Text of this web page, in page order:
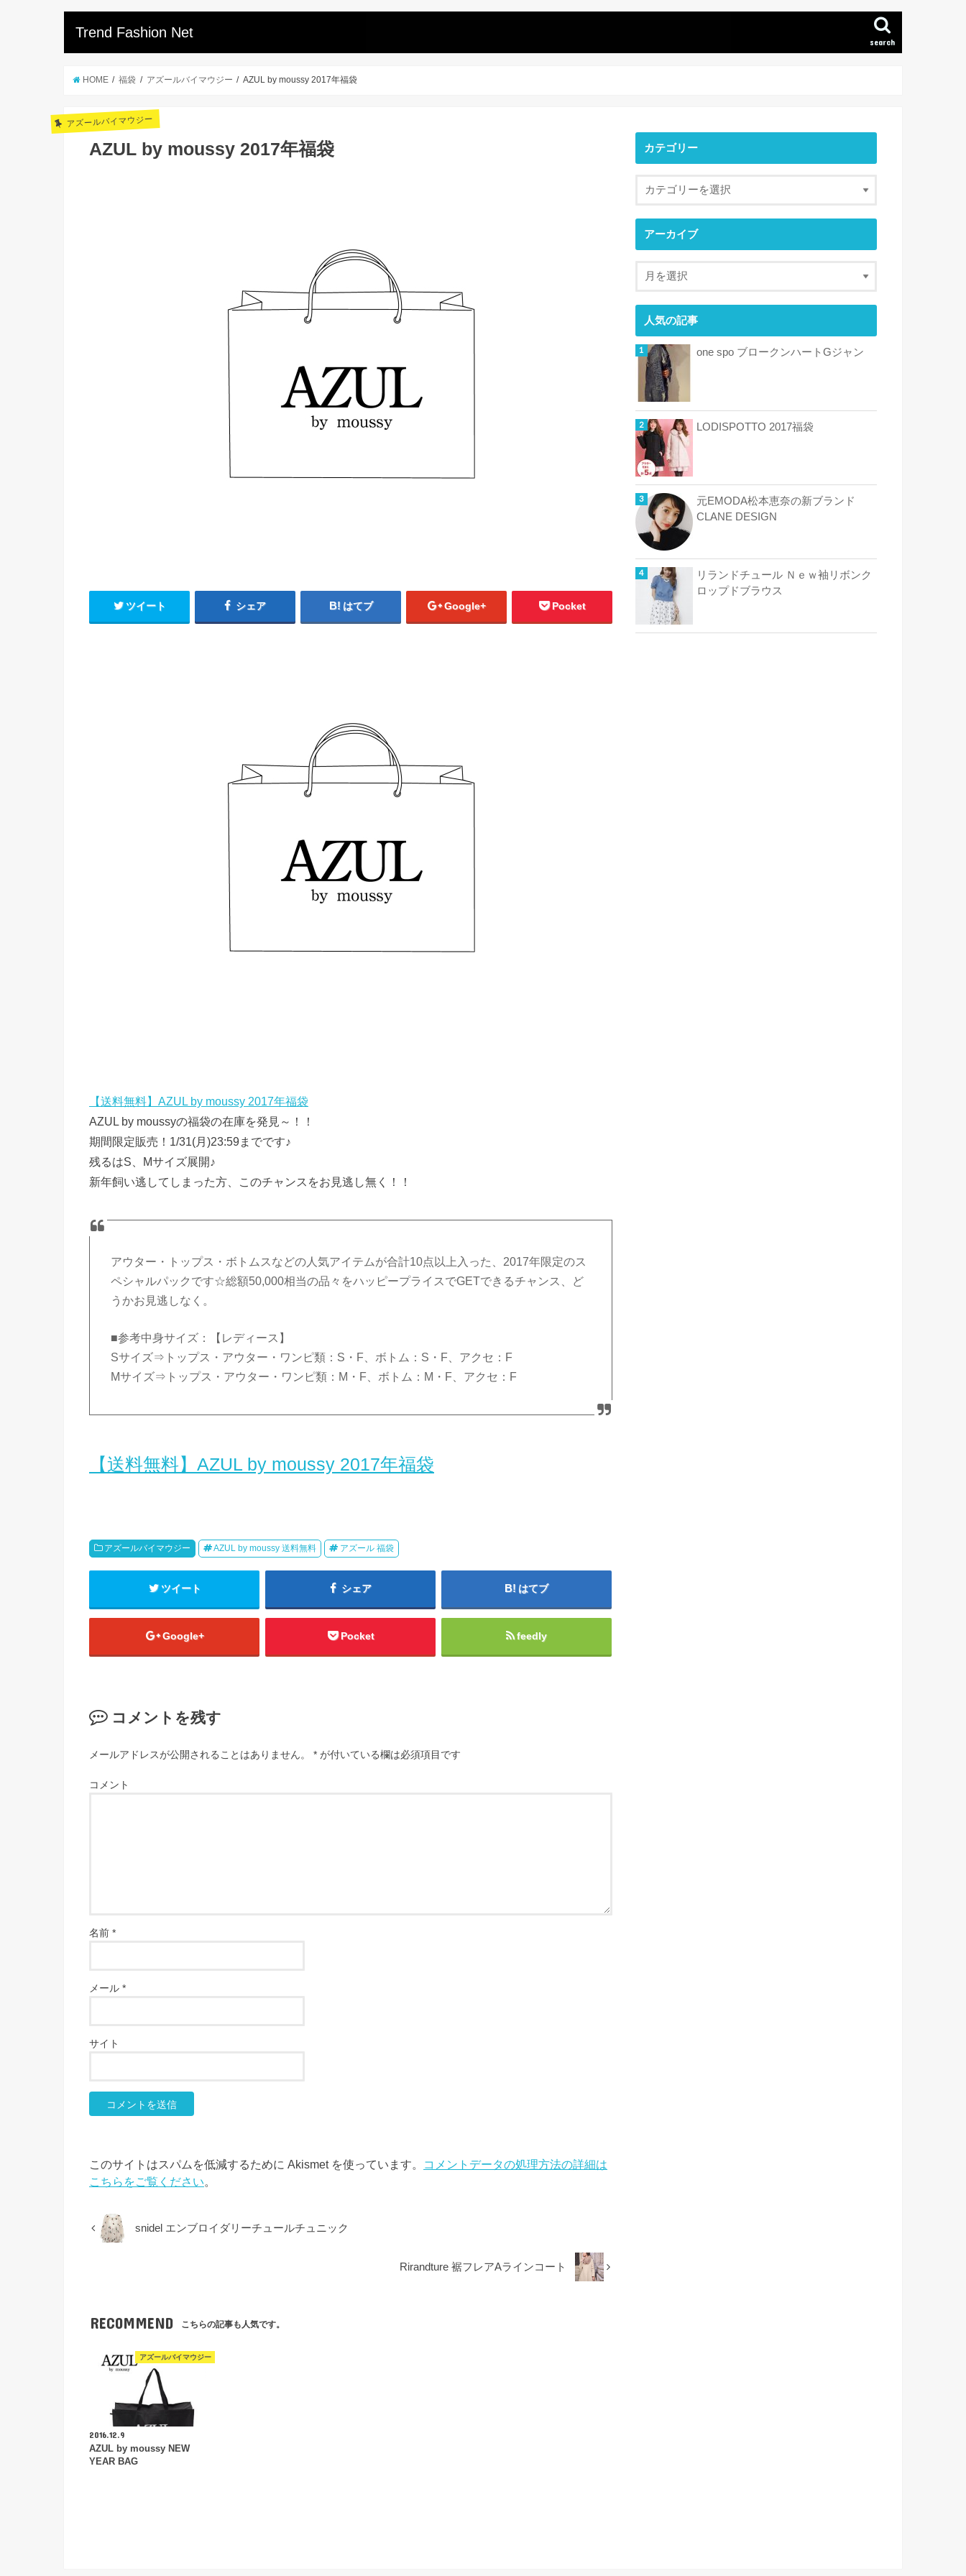
Trend Fashion Net
search
HOME 福袋 アズールバイマウジー AZUL by moussy 2017年福袋
アズールバイマウジー
AZUL by moussy 2017年福袋
ツイート シェア はてブ Google+ Pocket
【送料無料】AZUL by moussy 2017年福袋
AZUL by moussyの福袋の在庫を発見～！！
期間限定販売！1/31(月)23:59までです♪
残るはS、Mサイズ展開♪
新年飼い逃してしまった方、このチャンスをお見逃し無く！！
アウター・トップス・ボトムスなどの人気アイテムが合計10点以上入った、2017年限定のス
ペシャルパックです☆総額50,000相当の品々をハッピープライスでGETできるチャンス、ど
うかお見逃しなく。
■参考中身サイズ：【レディース】
Sサイズ⇒トップス・アウター・ワンピ類：S・F、ボトム：S・F、アクセ：F
Mサイズ⇒トップス・アウター・ワンピ類：M・F、ボトム：M・F、アクセ：F
【送料無料】AZUL by moussy 2017年福袋
アズールバイマウジー AZUL by moussy 送料無料 アズール 福袋
ツイート シェア はてブ
Google+ Pocket feedly
コメントを残す
メールアドレスが公開されることはありません。 * が付いている欄は必須項目です
コメント
名前 *
メール *
サイト
このサイトはスパムを低減するために Akismet を使っています。
コメントデータの処理方法の詳細は
こちらをご覧ください。
snidel エンブロイダリーチュールチュニック
Rirandture 裾フレアAラインコート
RECOMMEND こちらの記事も人気です。
アズールバイマウジー
2016.12.9
AZUL by moussy NEW
YEAR BAG
カテゴリー
アーカイブ
人気の記事
one spo ブロークンハートGジャン
LODISPOTTO 2017福袋
元EMODA松本恵奈の新ブランド
CLANE DESIGN
リランドチュール Ｎｅｗ袖リボンク
ロップドブラウス